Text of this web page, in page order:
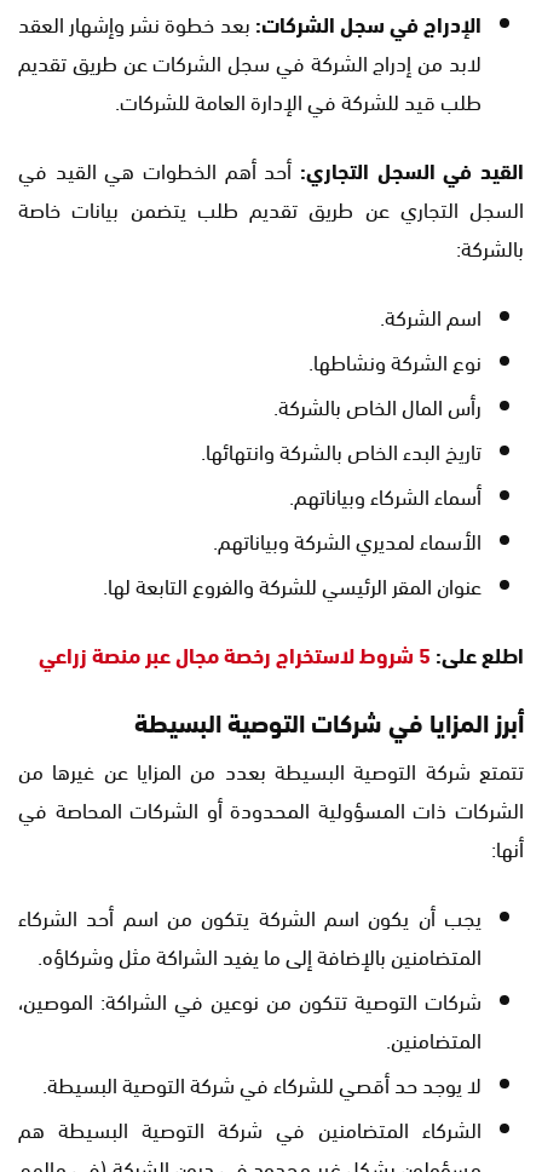
الإدراج في سجل الشركات:بعد خطوة نشر وإشهار العقد
لابد من إدراج الشركة في سجل الشركات عن طريق تقديم
طلب قيد للشركة في الإدارة العامة للشركات.
القيد في السجل التجاري: أحد أهم الخطوات هي القيد في
السجل التجاري عن طريق تقديم طلب يتضمن بيانات خاصة
بالشركة:
اسم الشركة.
نوع الشركة ونشاطها.
رأس المال الخاص بالشركة.
تاريخ البدء الخاص بالشركة وانتهائها.
أسماء الشركاء وبياناتهم.
الأسماء لمديري الشركة وبياناتهم.
عنوان المقر الرئيسي للشركة والفروع التابعة لها.
اطلع على:5 شروط لاستخراج رخصة مجال عبر منصة زراعي
أبرز المزايا في شركات التوصية البسيطة
تتمتع شركة التوصية البسيطة بعدد من المزايا عن غيرها من
الشركات ذات المسؤولية المحدودة أو الشركات المحاصة في
أنها:
يجب أن يكون اسم الشركة يتكون من اسم أحد الشركاء
المتضامنين بالإضافة إلى ما يفيد الشراكة مثل وشركاؤه.
شركات التوصية تتكون من نوعين في الشراكة: الموصين،
المتضامنين.
لا يوجد حد أقصي للشركاء في شركة التوصية البسيطة.
الشركاء المتضامنين في شركة التوصية البسيطة هم